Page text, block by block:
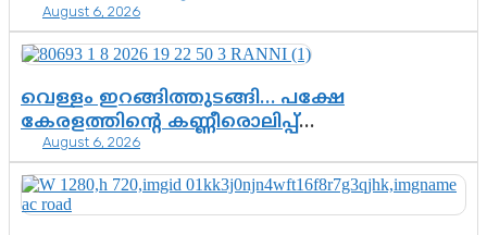
സർക്കാർ തീരുമാനം
August 6, 2026
വെള്ളം ഇറങ്ങിത്തുടങ്ങി… പക്ഷേ
കേരളത്തിന്റെ കണ്ണീരൊലിപ്പ്
എന്നവസാനിക്കും?
August 6, 2026